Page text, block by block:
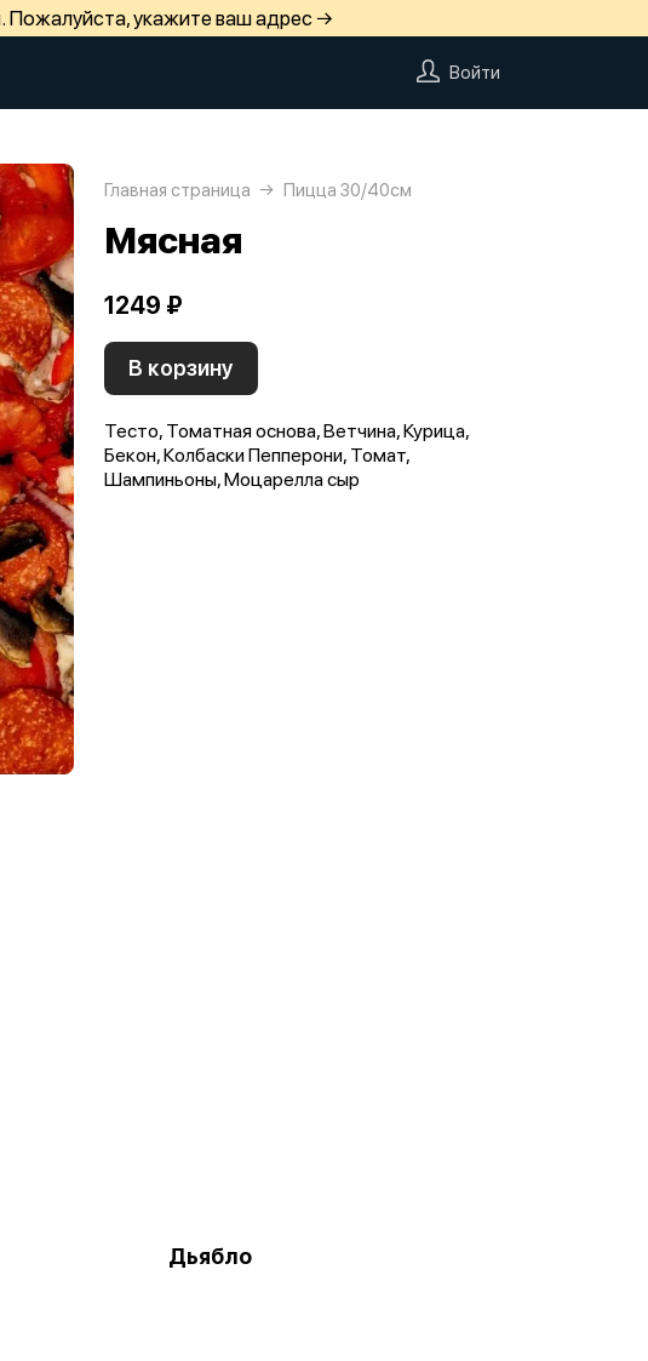
Пожалуйста, укажите ваш адрес →
Войти
Главная страница Пицца 30/40см
Мясная
1249 ₽
В корзину
Тесто, Томатная основа, Ветчина, Курица,
Бекон, Колбаски Пепперони, Томат,
Шампиньоны, Моцарелла сыр
Дьябло